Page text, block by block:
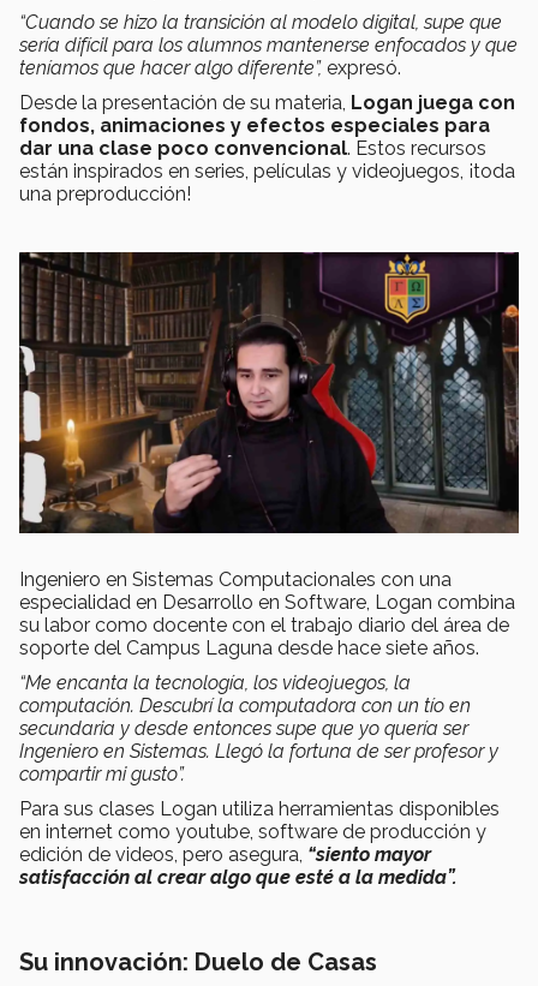
“Cuando se hizo la transición al modelo digital, supe que
sería difícil para los alumnos mantenerse enfocados y que
teníamos que hacer algo diferente”, expresó.
Desde la presentación de su materia, Logan juega con
fondos, animaciones y efectos especiales para
dar una clase poco convencional. Estos recursos
están inspirados en series, películas y videojuegos, ¡toda
una preproducción!
Ingeniero en Sistemas Computacionales con una
especialidad en Desarrollo en Software, Logan combina
su labor como docente con el trabajo diario del área de
soporte del Campus Laguna desde hace siete años.
“Me encanta la tecnología, los videojuegos, la
computación. Descubrí la computadora con un tío en
secundaria y desde entonces supe que yo quería ser
Ingeniero en Sistemas. Llegó la fortuna de ser profesor y
compartir mi gusto”.
Para sus clases Logan utiliza herramientas disponibles
en internet como youtube, software de producción y
edición de videos, pero asegura, “siento mayor
satisfacción al crear algo que esté a la medida”.
Su innovación: Duelo de Casas